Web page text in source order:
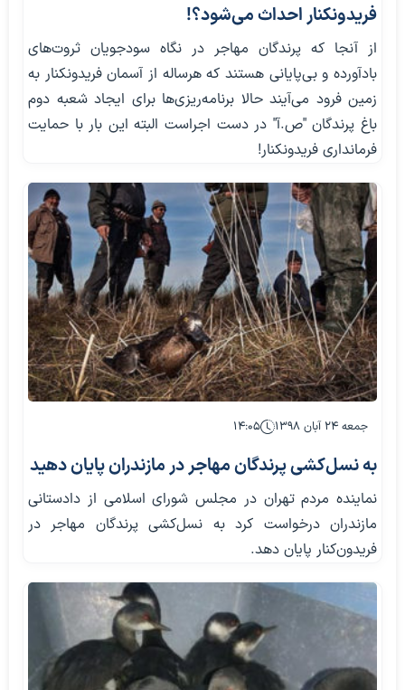
فریدونکنار احداث می‌شود؟!
از آنجا که پرندگان مهاجر در نگاه سودجویان ثروت‌های
بادآورده‌ و بی‌پایانی هستند که هرساله از آسمان فریدونکنار به
زمین فرود می‌آیند حالا برنامه‌ریزی‌ها برای ایجاد شعبه دوم
باغ پرندگان "ص.آ" در دست اجراست البته این بار با حمایت
فرمانداری فریدونکنار!
جمعه ۲۴ آبان ۱۳۹۸ ۱۴:۰۵
به نسل‌کشی پرندگان مهاجر در مازندران پایان دهید
نماینده مردم تهران در مجلس شورای اسلامی از دادستانی
مازندران درخواست کرد به نسل‌کشی پرندگان مهاجر در
فریدون‌کنار پایان دهد.